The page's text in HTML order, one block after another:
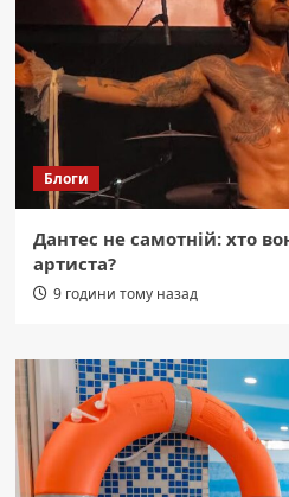
Блоги
Дантес не самотній: хто
артиста?
9 години тому назад